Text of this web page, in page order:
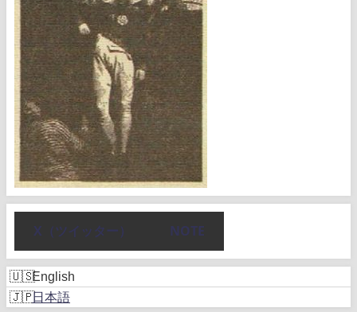
X（ツイッター） NOTE
English
日本語